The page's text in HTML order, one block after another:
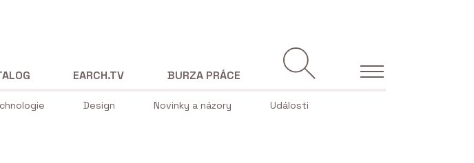
Design Novinky a názory Události
EARCH.TV BURZA PRÁCE